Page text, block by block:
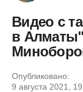
Видео с
в
Опубликовано:
9 августа 2021,